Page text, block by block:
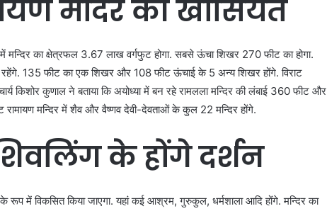
मंदिर की खासियत
का क्षेत्रफल 3.67 लाख वर्गफुट होगा. सबसे ऊंचा शिखर 270 फीट का होगा.
135 फीट का एक शिखर और 108 फीट ऊंचाई के 5 अन्य शिखर होंगे. विराट
किशोर कुणाल ने बताया कि अयोध्या में बन रहे रामलला मन्दिर की लंबाई 360 फीट और
मन्दिर में शैव और वैष्णव देवी-देवताओं के कुल 22 मन्दिर होंगे.
के होंगे दर्शन
में विकसित किया जाएगा. यहां कई आश्रम, गुरुकुल, धर्मशाला आदि होंगे. मन्दिर का